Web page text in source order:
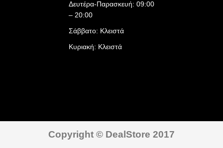
Δευτέρα-Παρασκευή: 09:00
– 20:00
Σάββατο: Κλειστά
Κυριακή: Κλειστά
Copyright © DealStore 2017